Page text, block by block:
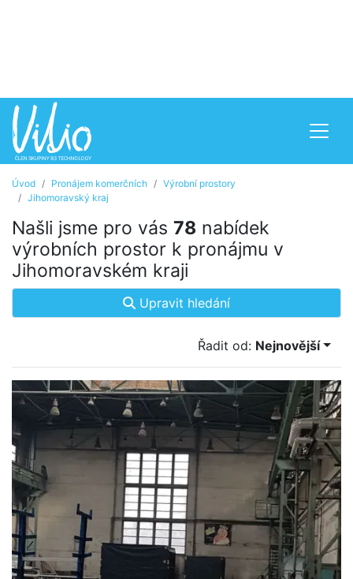
Úvod Pronájem komerčních
Výrobní prostory
Jihomoravský kraj
Našli jsme pro vás 78 nabídek
výrobních prostor k pronájmu v
Jihomoravském kraji
Upravit hledání
Řadit od: Nejnovější